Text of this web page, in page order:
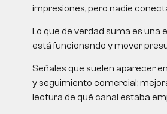
impresiones, pero nadie
Lo que de verdad suma es una
está funcionando y mover
Señales que suelen aparecer
y seguimiento comercial;
lectura de qué canal estaba